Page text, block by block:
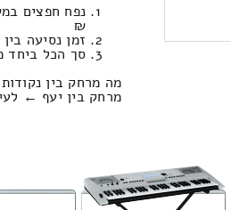
₪
זמן נסיעה בין ערים 51 דקות / מחיר
סך הכל ביחד מחיר
מה מרחק בין
מרחק בין יעף ← לעין השופט